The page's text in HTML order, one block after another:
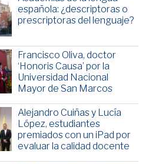
española: ¿descriptoras o
prescriptoras del lenguaje?
Francisco Oliva, doctor
‘Honoris Causa’ por la
Universidad Nacional
Mayor de San Marcos
Alejandro Cuiñas y Lucía
López, estudiantes
premiados con un iPad por
evaluar la calidad docente